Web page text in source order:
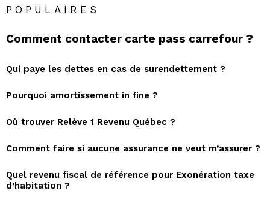
POPULAIRES
Comment contacter carte pass carrefour ?
Qui paye les dettes en cas de surendettement ?
Pourquoi amortissement in fine ?
Où trouver Relève 1 Revenu Québec ?
Comment faire si aucune assurance ne veut m’assurer ?
Quel revenu fiscal de référence pour Exonération taxe
d’habitation ?